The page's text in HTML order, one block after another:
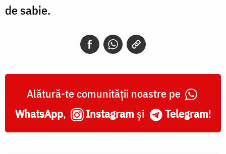
de sabie.
Alătură-te comunității noastre pe
WhatsApp, Instagram și Telegram!